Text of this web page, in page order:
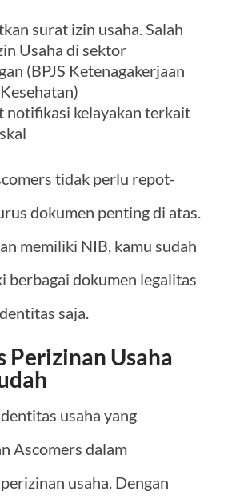
surat izin usaha. Salah
Usaha di sektor
(BPJS Ketenagakerjaan
notifikasi kelayakan terkait
tidak perlu repot-
dokumen penting di atas.
memiliki NIB, kamu sudah
berbagai dokumen legalitas
saja.
Perizinan Usaha
usaha yang
Ascomers dalam
usaha. Dengan